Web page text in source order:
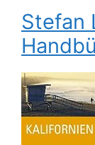
Stefan